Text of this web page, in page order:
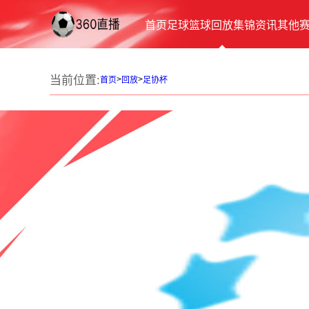
首页足球篮球回放集锦资讯其他
当前位置:首页>回放>足协杯